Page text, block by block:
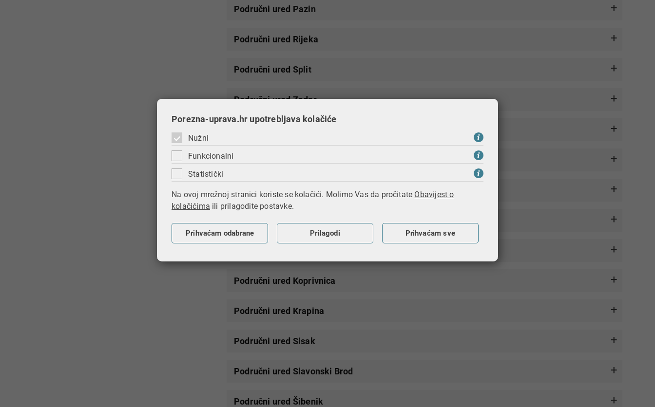
Područni ured Pazin
Područni ured Rijeka
Područni ured Split
Područni ured Zadar
Područni ured Čakovec
Područni ured Koprivnica
Područni ured Krapina
Područni ured Sisak
Područni ured Slavonski Brod
Područni ured Šibenik
Porezna-uprava.hr upotrebljava kolačiće
Nužni
Funkcionalni
Statistički
Na ovoj mrežnoj stranici koriste se kolačići. Molimo Vas da pročitate Obavijest o
kolačićima ili prilagodite postavke.
Prihvaćam odabrane Prilagodi Prihvaćam sve